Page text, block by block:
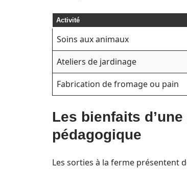
Activité
Soins aux animaux
Ateliers de jardinage
Fabrication de fromage ou pain
Les bienfaits
pédagogique
Les sorties à la ferme présentent